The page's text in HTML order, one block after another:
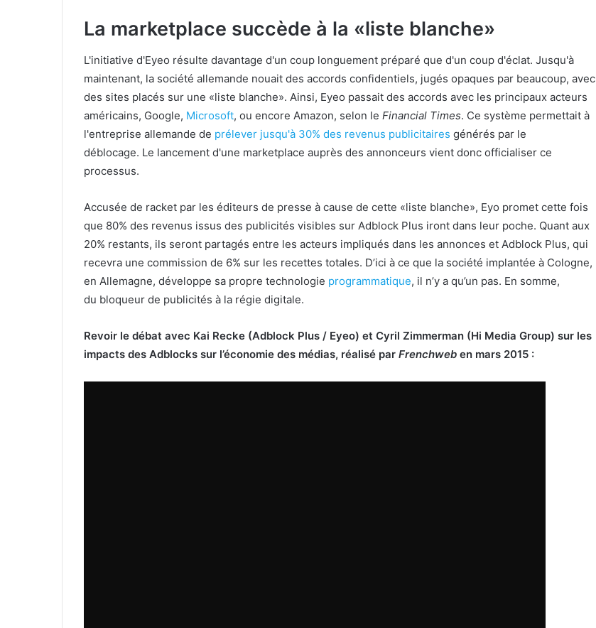
La marketplace succède à la «liste blanche»
L'initiative d'Eyeo résulte davantage d'un coup longuement préparé que d'un coup d'éclat. Jusqu'à
maintenant, la société allemande nouait des accords confidentiels, jugés opaques par beaucoup, avec
des sites placés sur une «liste blanche». Ainsi, Eyeo passait des accords avec les principaux acteurs
américains, Google, Microsoft, ou encore Amazon, selon le Financial Times. Ce système permettait à
l'entreprise allemande de prélever jusqu'à 30% des revenus publicitaires générés par le
déblocage. Le lancement d'une marketplace auprès des annonceurs vient donc officialiser ce
processus.
Accusée de racket par les éditeurs de presse à cause de cette «liste blanche», Eyo promet cette fois
que 80% des revenus issus des publicités visibles sur Adblock Plus iront dans leur poche. Quant aux
20% restants, ils seront partagés entre les acteurs impliqués dans les annonces et Adblock Plus, qui
recevra une commission de 6% sur les recettes totales. D’ici à ce que la société implantée à Cologne,
en Allemagne, développe sa propre technologie programmatique, il n’y a qu’un pas. En somme,
du bloqueur de publicités à la régie digitale.
Revoir le débat avec Kai Recke (Adblock Plus / Eyeo) et Cyril Zimmerman (Hi Media Group) sur les
impacts des Adblocks sur l’économie des médias, réalisé par Frenchweb en mars 2015 :